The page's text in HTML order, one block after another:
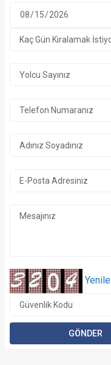
Yenile